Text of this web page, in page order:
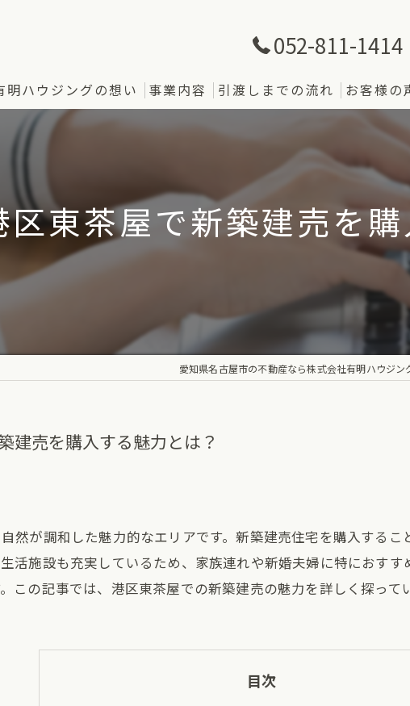
052-811-1414
明ハウジングの想い 事業内容 引渡しまでの流れ お客様の
東茶屋で新築建売を
愛知県名古屋市の不動産なら株式会社有明ハウジン
建売を購入する魅力とは？
然が調和した魅力的なエリアです。新築建売住宅を購入する
活施設も充実しているため、家族連れや新婚夫婦に特におす
この記事では、港区東茶屋での新築建売の魅力を詳しく探って
目次